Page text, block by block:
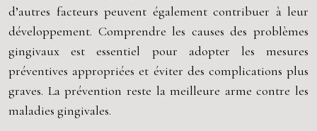
d’autres facteurs peuvent également contribuer à leur
développement. Comprendre les causes des problèmes
gingivaux est essentiel pour adopter les mesures
préventives appropriées et éviter des complications plus
graves. La prévention reste la meilleure arme contre les
maladies gingivales.